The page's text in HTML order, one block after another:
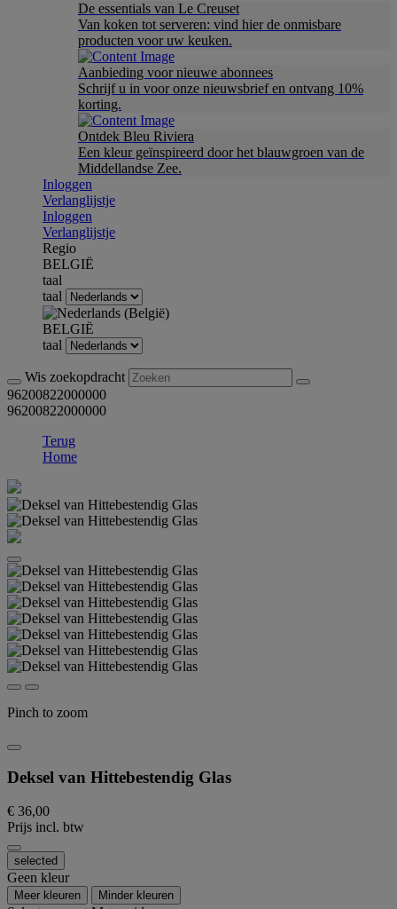
De essentials van Le Creuset
Van koken tot serveren: vind hier de onmisbare
producten voor uw keuken.
Aanbieding voor nieuwe abonnees
Schrijf u in voor onze nieuwsbrief en ontvang 10%
korting.
Ontdek Bleu Riviera
Een kleur geïnspireerd door het blauwgroen van de
Middellandse Zee.
Inloggen
Verlanglijstje
Inloggen
Verlanglijstje
Regio
BELGIË
taal
taal
BELGIË
taal
Wis zoekopdracht
96200822000000
96200822000000
Terug
Home
Pinch to zoom
Deksel van Hittebestendig Glas
€ 36,00
Prijs incl. btw
selected
Geen kleur
Meer kleuren Minder kleuren